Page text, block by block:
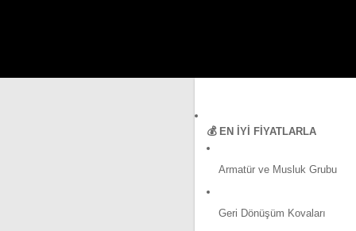
💰 EN İYI FIYATLARLA
Armatür ve Musluk Grubu
Geri Dönüşüm Kovaları